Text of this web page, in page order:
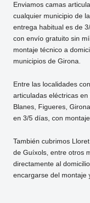
Enviamos camas
cualquier municipio de
entrega habitual es de
con envío gratuito sin
montaje técnico a
municipios de Girona.
Entre las localidades
articuladas eléctricas
Blanes, Figueres,
en 3/5 días, con
También cubrimos
de Guíxols, entre otros
directamente al
encargarse del montaje